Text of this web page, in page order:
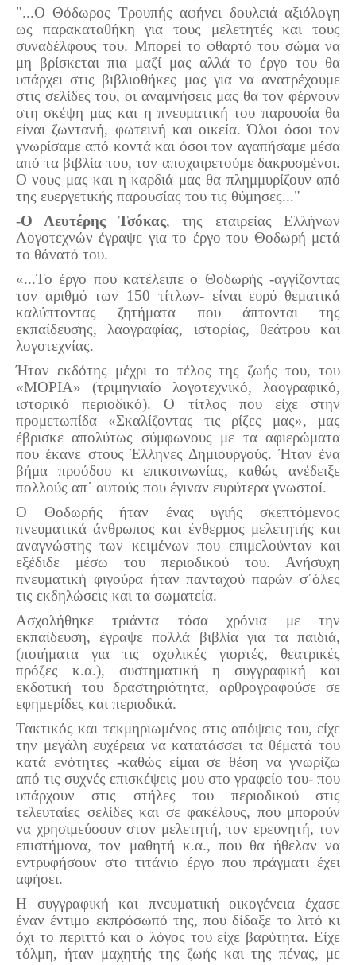
"...Ο Θόδωρος Τρουπής αφήνει δουλειά αξιόλογη
ως παρακαταθήκη για τους μελετητές και τους
συναδέλφους του. Μπορεί το φθαρτό του σώμα να
μη βρίσκεται πια μαζί μας αλλά το έργο του θα
υπάρχει στις βιβλιοθήκες μας για να ανατρέχουμε
στις σελίδες του, οι αναμνήσεις μας θα τον φέρνουν
στη σκέψη μας και η πνευματική του παρουσία θα
είναι ζωντανή, φωτεινή και οικεία. Όλοι όσοι τον
γνωρίσαμε από κοντά και όσοι τον αγαπήσαμε μέσα
από τα βιβλία του, τον αποχαιρετούμε δακρυσμένοι.
Ο νους μας και η καρδιά μας θα πλημμυρίζουν από
της ευεργετικής παρουσίας του τις θύμησες..."
-Ο Λευτέρης Τσόκας, της εταιρείας Ελλήνων
Λογοτεχνών έγραψε για το έργο του Θοδωρή μετά
το θάνατό του.
«...Το έργο που κατέλειπε ο Θοδωρής -αγγίζοντας
τον αριθμό των 150 τίτλων- είναι ευρύ θεματικά
καλύπτοντας ζητήματα που άπτονται της
εκπαίδευσης, λαογραφίας, ιστορίας, θεάτρου και
λογοτεχνίας.
Ήταν εκδότης μέχρι το τέλος της ζωής του, του
«ΜΟΡΙΑ» (τριμηνιαίο λογοτεχνικό, λαογραφικό,
ιστορικό περιοδικό). Ο τίτλος που είχε στην
προμετωπίδα «Σκαλίζοντας τις ρίζες μας», μας
έβρισκε απολύτως σύμφωνους με τα αφιερώματα
που έκανε στους Έλληνες Δημιουργούς. Ήταν ένα
βήμα προόδου κι επικοινωνίας, καθώς ανέδειξε
πολλούς απ΄ αυτούς που έγιναν ευρύτερα γνωστοί.
Ο Θοδωρής ήταν ένας υγιής σκεπτόμενος
πνευματικά άνθρωπος και ένθερμος μελετητής και
αναγνώστης των κειμένων που επιμελούνταν και
εξέδιδε μέσω του περιοδικού του. Ανήσυχη
πνευματική φιγούρα ήταν πανταχού παρών σ΄όλες
τις εκδηλώσεις και τα σωματεία.
Ασχολήθηκε τριάντα τόσα χρόνια με την
εκπαίδευση, έγραψε πολλά βιβλία για τα παιδιά,
(ποιήματα για τις σχολικές γιορτές, θεατρικές
πρόζες κ.α.), συστηματική η συγγραφική και
εκδοτική του δραστηριότητα, αρθρογραφούσε σε
εφημερίδες και περιοδικά.
Τακτικός και τεκμηριωμένος στις απόψεις του, είχε
την μεγάλη ευχέρεια να κατατάσσει τα θέματά του
κατά ενότητες -καθώς είμαι σε θέση να γνωρίζω
από τις συχνές επισκέψεις μου στο γραφείο του- που
υπάρχουν στις στήλες του περιοδικού στις
τελευταίες σελίδες και σε φακέλους, που μπορούν
να χρησιμεύσουν στον μελετητή, τον ερευνητή, τον
επιστήμονα, τον μαθητή κ.α., που θα ήθελαν να
εντρυφήσουν στο τιτάνιο έργο που πράγματι έχει
αφήσει.
Η συγγραφική και πνευματική οικογένεια έχασε
έναν έντιμο εκπρόσωπό της, που δίδαξε το λιτό κι
όχι το περιττό και ο λόγος του είχε βαρύτητα. Είχε
τόλμη, ήταν μαχητής της ζωής και της πένας, με